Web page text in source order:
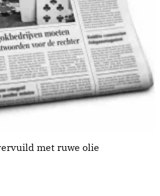
met ruwe olie